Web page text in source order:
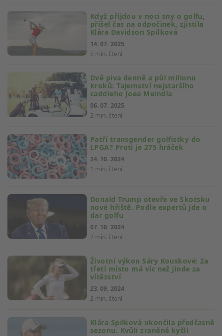
5 min. čtení
14. 07. 2025
Když přijdou v noci sny o golfu,
přišel čas na odpočinek, zjistila
Klára Davidson Spilková
2 min. čtení
06. 07. 2025
Dvě piva denně a půl milionu
kroků: Tajemství nejstaršího
caddieho Joea Meindla
1 min. čtení
24. 10. 2024
Patří transgender golfistky do
LPGA? Proti je 275 hráček
2 min. čtení
07. 10. 2024
Donald Trump otevře ve Skotsku
nové hřiště. Podle expertů jde o
dar golfu
2 min. čtení
23. 09. 2024
Životní výkon Sáry Kouskové: Za
třetí místo má víc než jinde za
vítězství
Klára Spilková ukončila předčasně
sezonu. Kvůli zraněné kyčli